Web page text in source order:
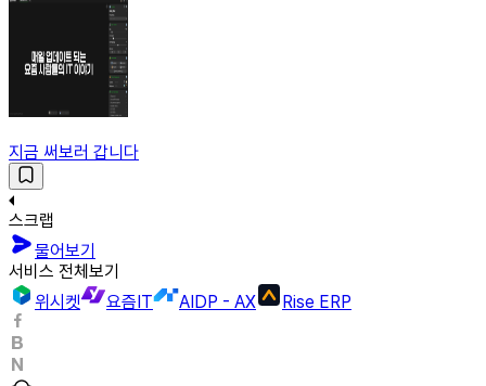
지금 써보러 갑니다
스크랩
물어보기
서비스 전체보기
위시켓
요즘IT AIDP - AX Rise ERP